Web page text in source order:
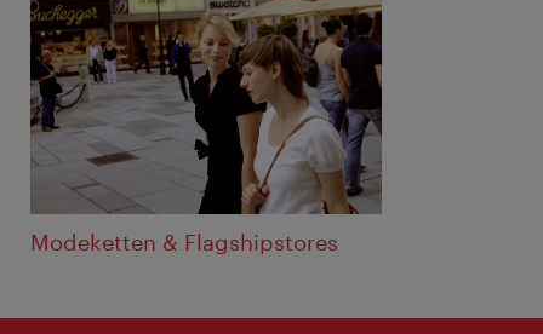
Modeketten & Flagshipstores